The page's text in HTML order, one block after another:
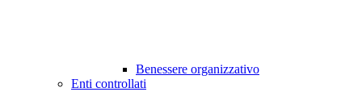
Benessere organizzativo
Enti controllati